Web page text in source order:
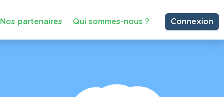
Nos partenaires Qui sommes-nous ? Connexion